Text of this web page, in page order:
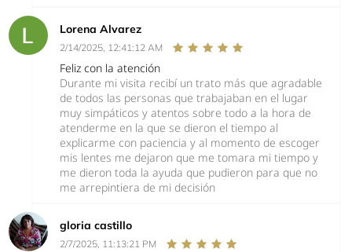
Lorena Alvarez
2/14/2025, 12:41:12 AM
Feliz con la atención
Durante mi visita recibí un trato más que agradable
de todos las personas que trabajaban en el lugar
muy simpáticos y atentos sobre todo a la hora de
atenderme en la que se dieron el tiempo al
explicarme con paciencia y al momento de escoger
mis lentes me dejaron que me tomara mi tiempo y
me dieron toda la ayuda que pudieron para que no
me arrepintiera de mi decisión
gloria castillo
2/7/2025, 11:13:21 PM